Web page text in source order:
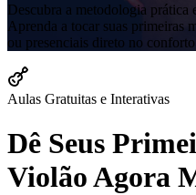
Descubra a metodologia
Aprenda a tocar suas primeiras
ou presenciais direto no
Aulas Gratuitas e Interativas
Dê Seus
Violão Agora